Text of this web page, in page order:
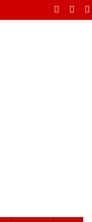
นเพียบ สาวหอบเงิน 1.5 แ